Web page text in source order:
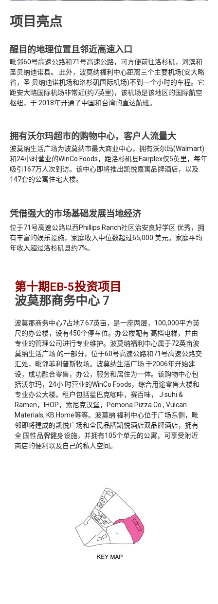
项目亮点
醒目的地理位置且邻近高速入口
毗邻60号高速公路和71号高速公路，可方便前往洛杉矶，河滨和
圣贝纳迪诺县。 此外，波莫纳福利中心距离三个主要机场(安大略
省，圣 贝纳迪诺机场和洛杉矶国际机场)不到一个小时的车程。它
距安大略国际机场非常近(约7英里)，该机场是该地区的国际航空
枢纽，于 2018年开通了中国和台湾的直达航班。
拥有沃尔玛超市的购物中心，客户人流量大
波莫纳生活广场为波莫纳市最大商业中心，拥有沃尔玛(Walmart)
和24小时营业的WinCo Foods，距洛杉矶县Fairplex仅5英里，每年
吸引167万人次到访。该中心即将推出凯悦嘉寓品牌酒店，以及
147套的公寓住宅大楼。
凭借强大的市场基础发展当地经济
位于71号高速公路以西Phillips Ranch社区治安良好学区 优秀，拥
有丰富的娱乐设施，家庭收入中位数超过65,000 美元。家庭平均
年收入超过洛杉矶县约7%。
第十期EB-5投资项目
波莫那商务中心 7
波莫那商务中心7占地7.67英亩，是一座两层，100,000平方英
尺的办公楼，设有450个停车位。办公楼配有 高档电梯，并由
专业的管理公司进行专业维护。波莫纳福利中心属于72英亩波
莫纳生活广场 的一部分，位于60号高速公路和71号高速公路交
汇处，毗邻菲利普斯牧场。波莫纳生活广场 于2006年开始建
设，成功融合零售，办公，服务和居住为一体。该购物中心包
括沃尔玛，24小 时营业的WinCo Foods，综合用途零售大楼和
专业办公大楼。租户包括星巴克咖啡，赛百味， J suhi &
Ramen，IHOP，索尼克汉堡，Pomona Pizza Co., Vulcan
Materials, KB Home等等。波莫纳 福利中心位于广场东侧，毗
邻即将建成的凯悦广场和全民品牌凯悦酒店双品牌酒店，拥有
全 国性品牌健身设施，并拥有105个单元的公寓，可享受附近
商店的便利以及自己的私人空间。